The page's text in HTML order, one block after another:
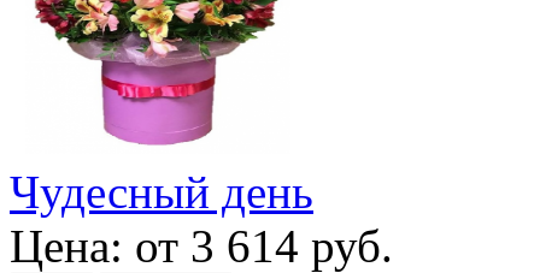
Чудесный день
Цена: от 3 614 руб.